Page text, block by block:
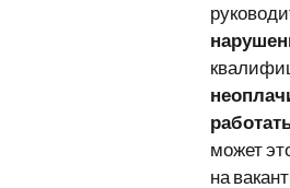
может
на